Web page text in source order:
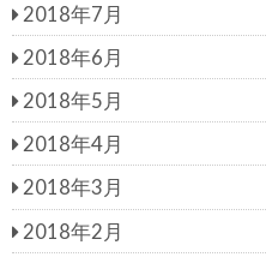
2018年7月
2018年6月
2018年5月
2018年4月
2018年3月
2018年2月